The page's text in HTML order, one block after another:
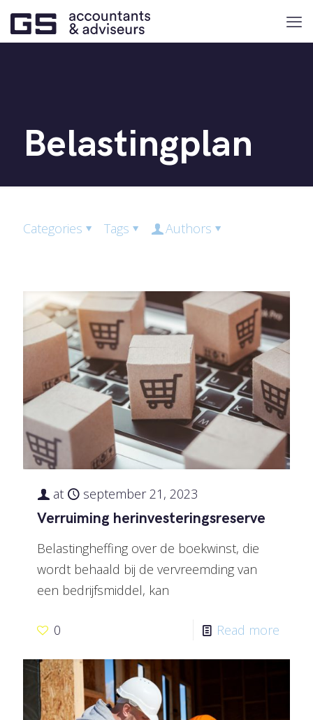
Belastingplan
Categories Tags Authors
at september 21, 2023
Verruiming herinvesteringsreserve
Belastingheffing over de boekwinst, die
wordt behaald bij de vervreemding van
een bedrijfsmiddel, kan
0 Read more